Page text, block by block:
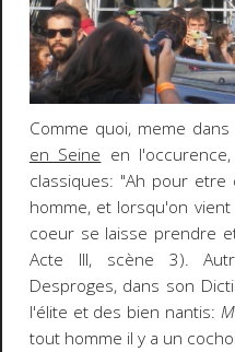
Comme quoi, meme
en Seine en
classiques: "Ah pour
homme, et lorsqu'on
coeur se laisse prendre
Acte III, scène 3).
Desproges, dans son
l'élite et des bien nantis:
tout homme il y a un